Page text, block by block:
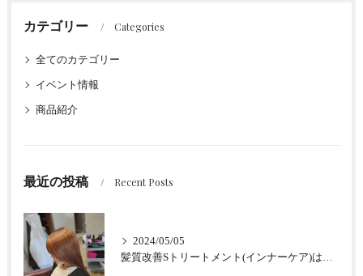
カテゴリー Categories
全てのカテゴリー
イベント情報
商品紹介
最近の投稿 Recent Posts
2024/05/05
髪質改善Sトリートメント(インナーケア)はなぜ加古川最強なのか？